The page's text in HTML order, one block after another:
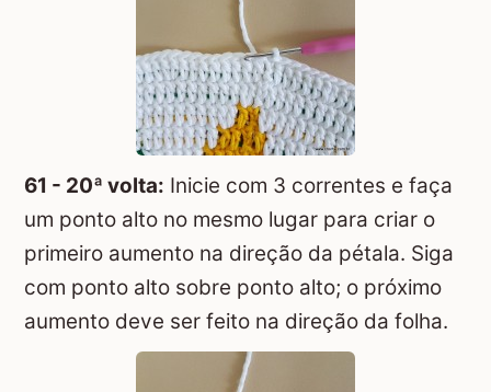
61 - 20ª volta: Inicie com 3 correntes e faça
um ponto alto no mesmo lugar para criar o
primeiro aumento na direção da pétala. Siga
com ponto alto sobre ponto alto; o próximo
aumento deve ser feito na direção da folha.